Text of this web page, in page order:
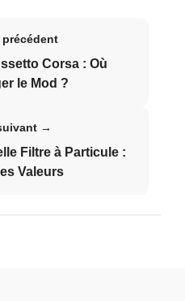
Corsa : Où
le Mod ?
→
Filtre à Particule :
Valeurs